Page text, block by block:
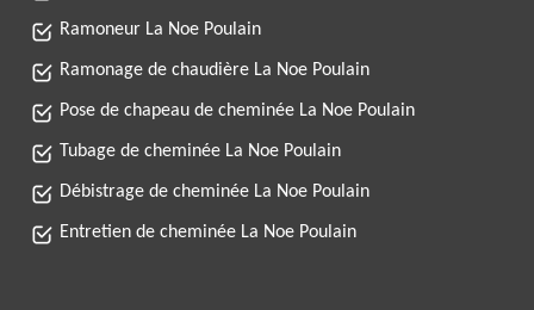
Ramoneur La Noe Poulain
Ramonage de chaudière La Noe Poulain
Pose de chapeau de cheminée La Noe Poulain
Tubage de cheminée La Noe Poulain
Débistrage de cheminée La Noe Poulain
Entretien de cheminée La Noe Poulain